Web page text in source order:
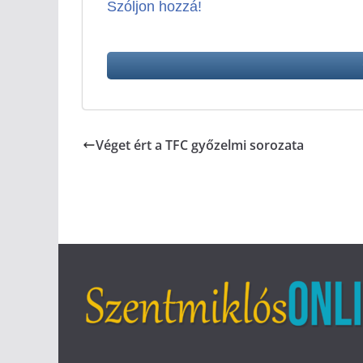
Szóljon hozzá!
Véget ért a TFC győzelmi sorozata